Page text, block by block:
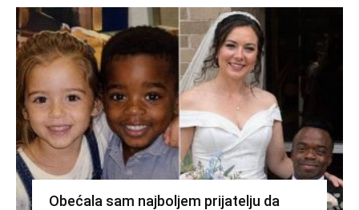
Obećala sam najboljem prijatelju da